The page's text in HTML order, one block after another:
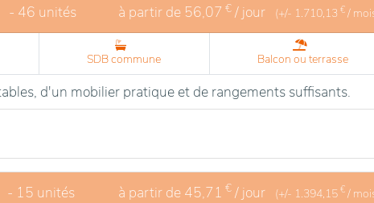
- 46 unités à partir de 56,07 € / jour (+/- 1.710,13 € /
SDB commune Balcon ou terrasse
d'un mobilier pratique et de rangements suffisants.
- 15 unités à partir de 45,71 € / jour (+/- 1.394,15 € /